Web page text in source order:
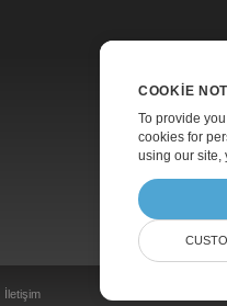
İletişim
COOKIE
To provide
cookies for
using our site,